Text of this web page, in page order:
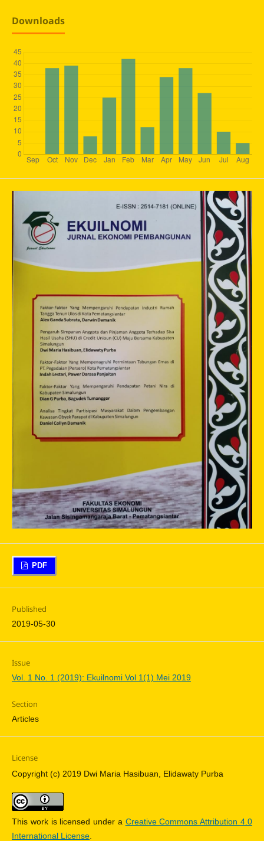
Downloads
PDF
Published
2019-05-30
Issue
Vol. 1 No. 1 (2019): Ekuilnomi Vol 1(1) Mei 2019
Section
Articles
License
Copyright (c) 2019 Dwi Maria Hasibuan, Elidawaty Purba
This work is licensed under a Creative Commons Attribution 4.0
International License.